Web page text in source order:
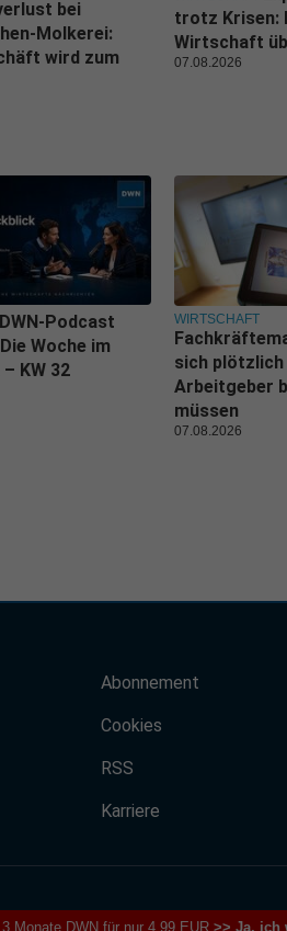
bei
Molkerei:
wird zum
trotz Krisen:
Wirtschaft
07.08.2026
DWN-Podcast
Woche im
KW 32
WIRTSCHAFT
sich plötzlich
Arbeitgeber
müssen
07.08.2026
Abonnement
Cookies
RSS
Karriere
3 Monate DWN für nur 4,99 EUR>> Ja, ich